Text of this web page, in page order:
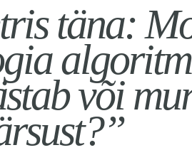
täna:
või